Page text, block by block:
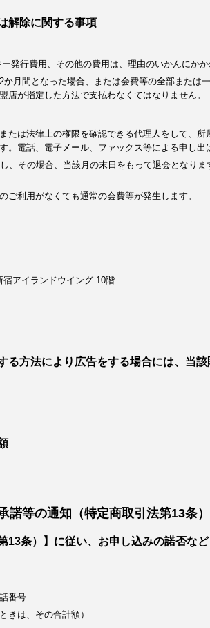
解除に関する事項
発行費用、その他の費用は、理由のいかんにかか
月間となった場合、または会費等の全部または
が指定した方法で支払わなくてはなりません。
たは法律上の権限を確認できる代理人をして、
電話、電子メール、ファックス等による申し出
、その場合、当該月の末日をもって退会となり
利用がなくても通常の会費等が発生します。
アイランドウイング 10階
る方法により広告をする場合には、当
等の通知（特定商取引法第13条）
13条）】に従い、お申し込みの諾否な
番号
きは、その合計額）